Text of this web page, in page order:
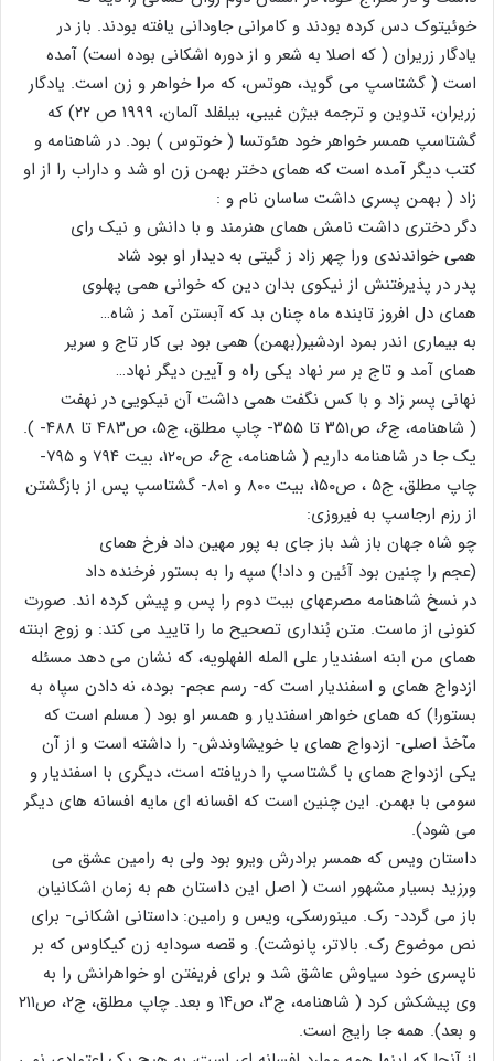
خوئیتوک دس کرده بودند و کامرانی جاودانی یافته بودند. باز در
یادگار زریران ( که اصلا به شعر و از دوره اشکانی بوده است) آمده
است ( گشتاسپ می گوید، هوتس، که مرا خواهر و زن است. یادگار
زریران، تدوین و ترجمه بیژن غیبی، بیلفلد آلمان، ۱۹۹۹ ص ۲۲) که
گشتاسپ همسر خواهر خود هئوتسا ( خوتوس ) بود. در شاهنامه و
کتب دیگر آمده است که همای دختر بهمن زن او شد و داراب را از او
زاد ( بهمن پسری داشت ساسان نام و :
دگر دختری داشت نامش همای هنرمند و با دانش و نیک رای
همی خواندندی ورا چهر زاد ز گیتی به دیدار او بود شاد
پدر در پذیرفتنش از نیکوی بدان دین که خوانی همی پهلوی
همای دل افروز تابنده ماه چنان بد که آبستن آمد ز شاه…
به بیماری اندر بمرد اردشیر(بهمن) همی بود بی کار تاج و سریر
همای آمد و تاج بر سر نهاد یکی راه و آیین دیگر نهاد…
نهانی پسر زاد و با کس نگفت همی داشت آن نیکویی در نهفت
( شاهنامه، ج۶، ص۳۵۱ تا ۳۵۵- چاپ مطلق، ج۵، ص۴۸۳ تا ۴۸۸- ).
یک جا در شاهنامه داریم ( شاهنامه، ج۶، ص۱۲۰، بیت ۷۹۴ و ۷۹۵-
چاپ مطلق، ج۵ ، ص۱۵۰، بیت ۸۰۰ و ۸۰۱- گشتاسپ پس از بازگشتن
از رزم ارجاسپ به فیروزی:
چو شاه جهان باز شد باز جای به پور مهین داد فرخ همای
(عجم را چنین بود آئین و داد!) سپه را به بستور فرخنده داد
در نسخ شاهنامه مصرعهای بیت دوم را پس و پیش کرده اند. صورت
کنونی از ماست. متن بُنداری تصحیح ما را تایید می کند: و زوج ابنته
همای من ابنه اسفندیار علی المله الفهلویه، که نشان می دهد مسئله
ازدواج همای و اسفندیار است که- رسم عجم- بوده، نه دادن سپاه به
بستور!) که همای خواهر اسفندیار و همسر او بود ( مسلم است که
مآخذ اصلی- ازدواج همای با خویشاوندش- را داشته است و از آن
یکی ازدواج همای با گشتاسپ را دریافته است، دیگری با اسفندیار و
سومی با بهمن. این چنین است که افسانه ای مایه افسانه های دیگر
می شود).
داستان ویس که همسر برادرش ویرو بود ولی به رامین عشق می
ورزید بسیار مشهور است ( اصل این داستان هم به زمان اشکانیان
باز می گردد- رک. مینورسکی، ویس و رامین: داستانی اشکانی- برای
نص موضوع رک. بالاتر، پانوشت). و قصه سودابه زن کیکاوس که بر
ناپسری خود سیاوش عاشق شد و برای فریفتن او خواهرانش را به
وی پیشکش کرد ( شاهنامه، ج۳، ص۱۴ و بعد. چاپ مطلق، ج۲، ص۲۱۱
و بعد). همه جا رایج است.